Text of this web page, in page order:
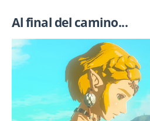
Al final del camino...